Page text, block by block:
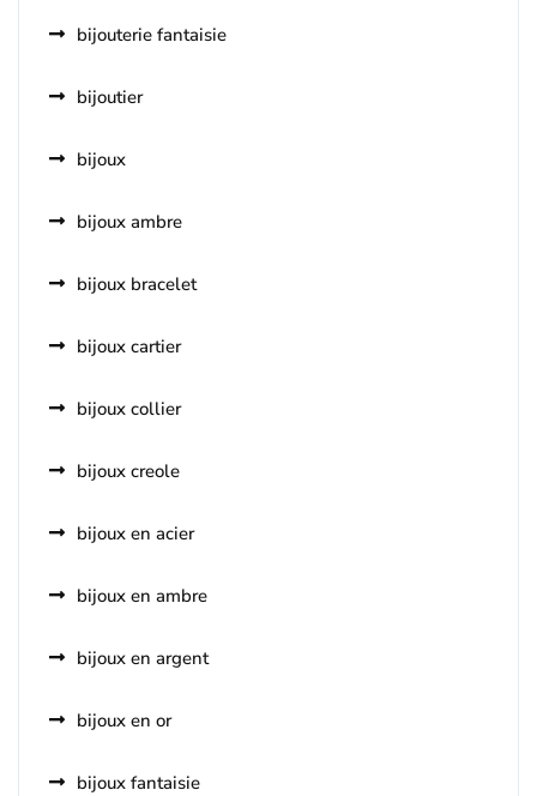
bijouterie fantaisie
bijoutier
bijoux
bijoux ambre
bijoux bracelet
bijoux cartier
bijoux collier
bijoux creole
bijoux en acier
bijoux en ambre
bijoux en argent
bijoux en or
bijoux fantaisie